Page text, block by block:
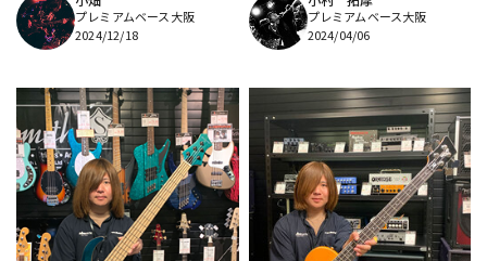
プレミアムベース大阪
2024/12/18
プレミアムベース大阪
2024/04/06